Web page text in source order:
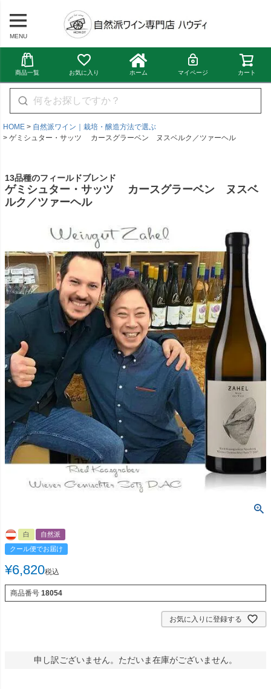
MENU
商品一覧 お気に入り ホーム マイページ カート
HOME
自然派ワイン｜栽培・醸造方法で選ぶ
ゲミシュター・サッツ カースグラーベン ヌスベルク／ツァーヘル
13品種のフィールドブレンド
ゲミシュター・サッツ カースグラーベン ヌスベ
ルク／ツァーヘル
白
自然派
クール便でお届け
¥6,820税込
商品番号 18054
お気に入りに登録する
申し訳ございません。ただいま在庫がございません。